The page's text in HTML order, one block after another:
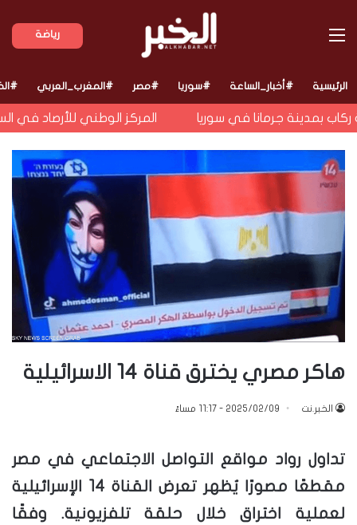
رياضة القائمة
الرئيسية #أخبار_الساعة #سوريا #مصر #المغرب_العربي
بمدينة جرمانا في سوريا المركز الوطني للأرصاد في
هاكر مصري يخترق قناة 14 الاسرائيلية
الخبر.نت 2025/02/09 - 11:17 مساءً
تداول رواد مواقع التواصل الاجتماعي في مصر
مقطعًا مصورًا يُظهر تعرض القناة 14 الإسرائيلية
لعملية اختراق خلال حلقة تلفزيونية. وفقًا